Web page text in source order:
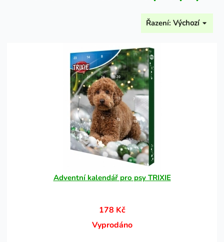
Řazení: Výchozí
Adventní kalendář pro psy TRIXIE
178 Kč
Vyprodáno